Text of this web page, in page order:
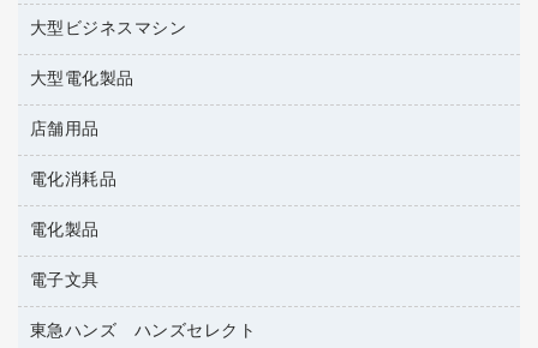
統一伝票用ファイル
背幅が伸びるファイル
板目表紙・綴込表紙
名刺整理用品
ゴミ袋
スポーツ・レジャー用品
スリッパ・サンダル・シューズ
その他雑貨
ダストボックス
ティッシュペーパー
トイレットペーパー
トイレ用洗剤
設計・製図用品
大型ビジネスマシン
プリンタ
大型電化製品
テレビ・ＡＶ機器
冷蔵庫・キッチン・調理家電
店舗用品
ＰＯＰ用品
カウンター／お会計用品
サイン・看板用品
ディスプレイ用品
レジ・ポリ袋
電化消耗品
アルバム
デスクライト
フィルム・カメラ用品
懐中電灯・ライト
電化製品
ＡＶ機器・アクセサリー
電子文具
その他電子文具
東急ハンズ ハンズセレクト